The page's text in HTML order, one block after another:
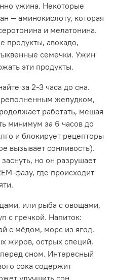
ужина. Некоторые
— аминокислоту, которая
и мелатонина.
продукты, авокадо,
семечки. Ужин
эти продукты.
за 2-3 часа до сна.
желудком,
работать, мешая
минимум за 6 часов до
и блокирует рецепторы
вызывает сонливость).
но он разрушает
фазу, где происходит
или рыба с овощами,
с гречкой. Напиток:
с мёдом, морс из ягод.
жиров, острых специй,
сном. Интересный
сока содержит
улучшить сон.